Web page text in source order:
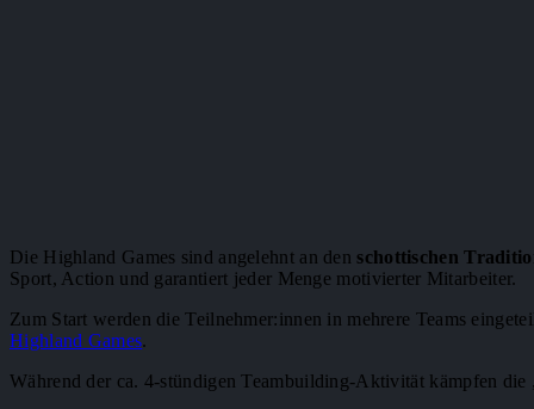
Die Highland Games sind angelehnt an den schottischen
Sport, Action und garantiert jeder Menge motivierter Mitarbeiter.
Zum Start werden die Teilnehmer:innen in mehrere Teams
Highland Games.
Während der ca. 4-stündigen Teambuilding-Aktivität kämpfen die